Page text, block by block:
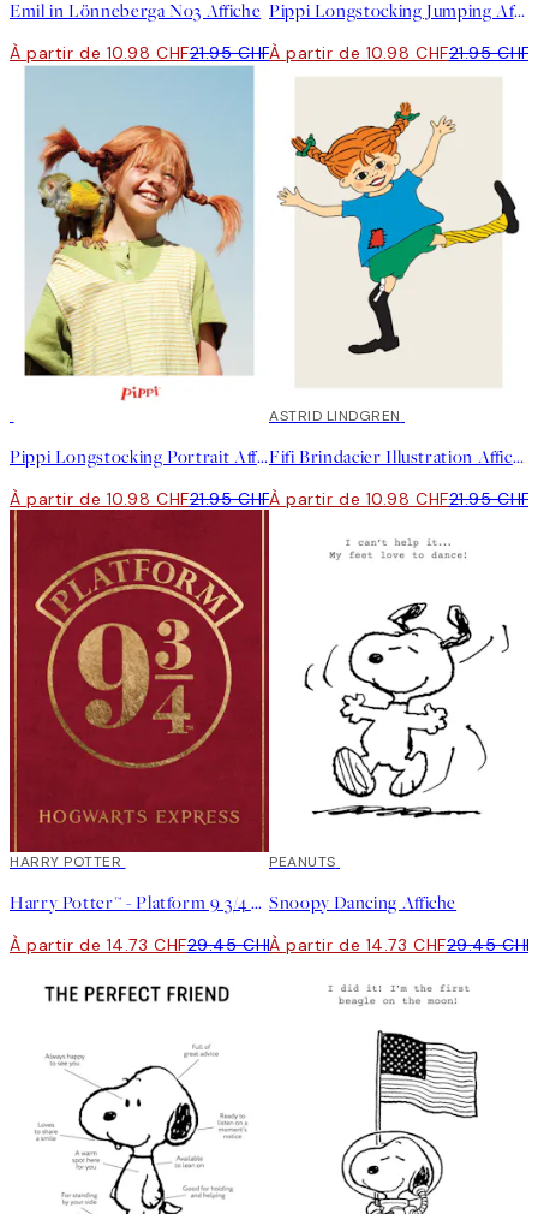
Emil in Lönneberga No3 Affiche
À partir de 10.98 CHF21.95 CHF
Pippi Longstocking Jumping Affiche
À partir de 10.98 CHF21.95 CHF
Pippi Longstocking Portrait Affiche
À partir de 10.98 CHF21.95 CHF
50%*
ASTRID LINDGREN
Fifi Brindacier Illustration Affiche
À partir de 10.98 CHF21.95 CHF
50%*
HARRY POTTER
Harry Potter™ - Platform 9 3/4 Affiche
À partir de 14.73 CHF29.45 CHF
50%*
PEANUTS
Snoopy Dancing Affiche
À partir de 14.73 CHF29.45 CHF